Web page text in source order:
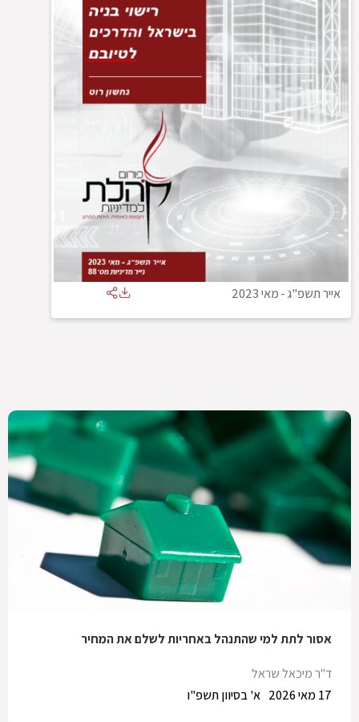
אייר תשפ"ג-מאי 2023
אסור לתת למי שהתנהל באחריות לשלם את המחיר
ד"ר מיכאל שראל
א' בסיוון תשפ"ו
17 מאי 2026